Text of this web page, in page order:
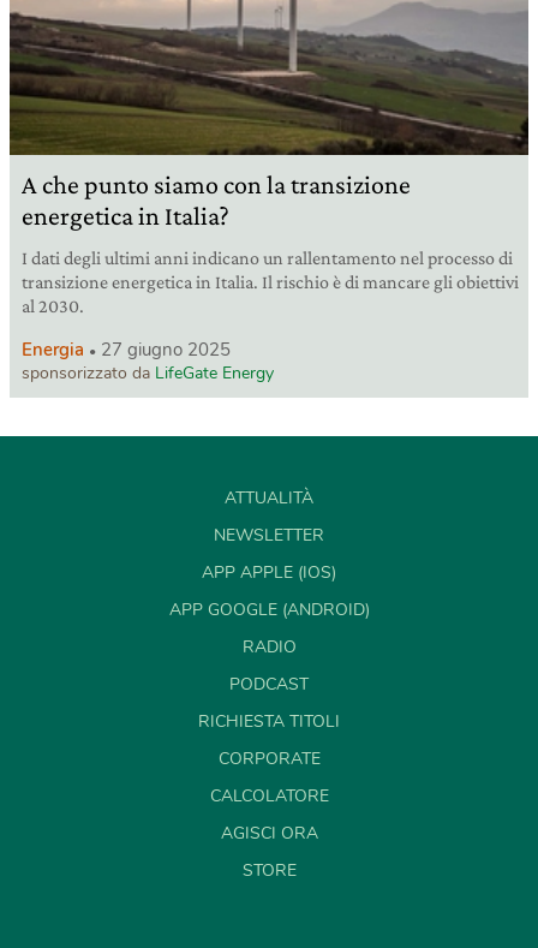
A che punto siamo con la transizione
energetica in Italia?
I dati degli ultimi anni indicano un rallentamento nel processo di
transizione energetica in Italia. Il rischio è di mancare gli obiettivi
al 2030.
Energia 27 giugno 2025
sponsorizzato da LifeGate Energy
ATTUALITÀ
NEWSLETTER
APP APPLE (IOS)
APP GOOGLE (ANDROID)
RADIO
PODCAST
RICHIESTA TITOLI
CORPORATE
CALCOLATORE
AGISCI ORA
STORE